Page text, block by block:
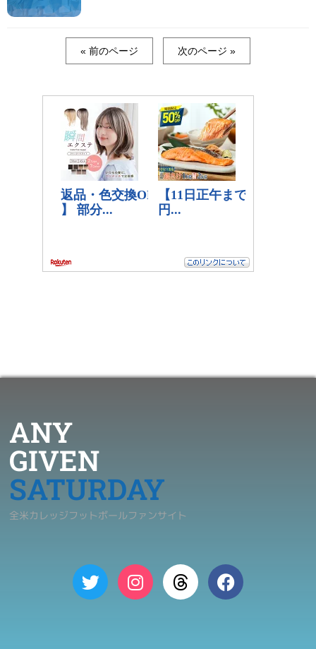
« 前のページ 次のページ »
ANY
GIVEN
SATURDAY
全米カレッジフットボールファンサイト